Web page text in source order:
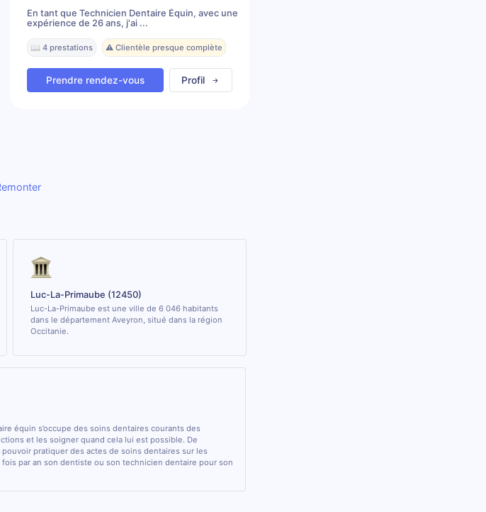
En tant que Technicien Dentaire Équin, avec une
expérience de 26 ans, j'ai ...
📖 4 prestations ⚠️ Clientèle presque complète
Prendre rendez-vous Profil
Luc-La-Primaube (12450)
Luc-La-Primaube est une ville de 6 046 habitants
dans le département Aveyron, situé dans la région
Occitanie.
équin s’occupe des soins dentaires courants des
et les soigner quand cela lui est possible. De
pratiquer des actes de soins dentaires sur les
par an son dentiste ou son technicien dentaire pour son